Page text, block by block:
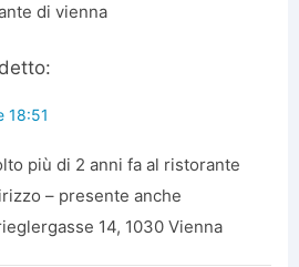
di vienna
18:51
più di 2 anni fa al ristorante
– presente anche
14, 1030 Vienna